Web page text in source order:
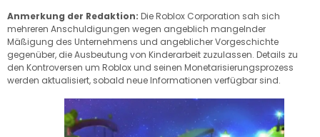
Anmerkung der Redaktion: Die Roblox Corporation sah sich
mehreren Anschuldigungen wegen angeblich mangelnder
Mäßigung des Unternehmens und angeblicher Vorgeschichte
gegenüber, die Ausbeutung von Kinderarbeit zuzulassen. Details zu
den Kontroversen um Roblox und seinen Monetarisierungsprozess
werden aktualisiert, sobald neue Informationen verfügbar sind.